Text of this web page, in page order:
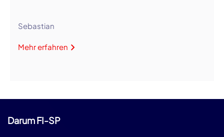
Sebastian
Mehr erfahren
Darum FI-SP